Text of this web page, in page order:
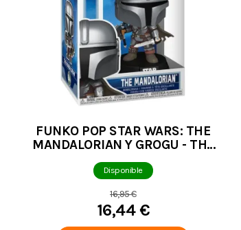
FUNKO POP STAR WARS: THE
MANDALORIAN Y GROGU - THE
MANDALORIAN
Disponible
16,95 €
16,44 €